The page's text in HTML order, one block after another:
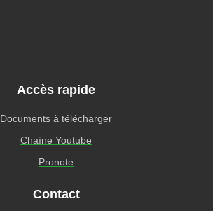
Accès rapide
Documents à télécharger
Chaîne Youtube
Pronote
Contact